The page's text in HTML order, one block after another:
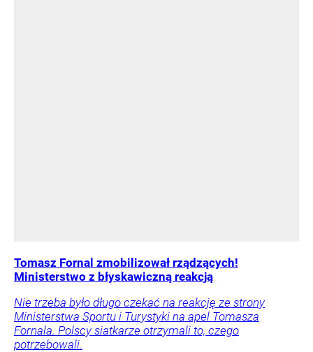
Tomasz Fornal zmobilizował rządzących!
Ministerstwo z błyskawiczną reakcją
Nie trzeba było długo czekać na reakcję ze strony
Ministerstwa Sportu i Turystyki na apel Tomasza
Fornala. Polscy siatkarze otrzymali to, czego
potrzebowali.